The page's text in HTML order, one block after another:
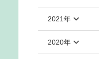
2021年
2020年